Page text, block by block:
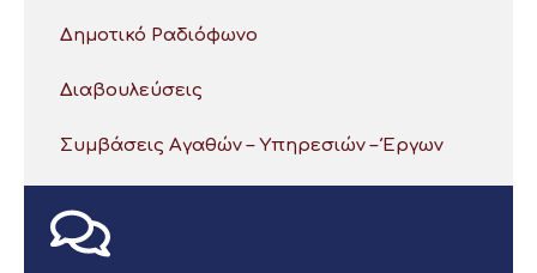
Δημοτικό Ραδιόφωνο
Διαβουλεύσεις
Συμβάσεις Αγαθών – Υπηρεσιών – Έργων